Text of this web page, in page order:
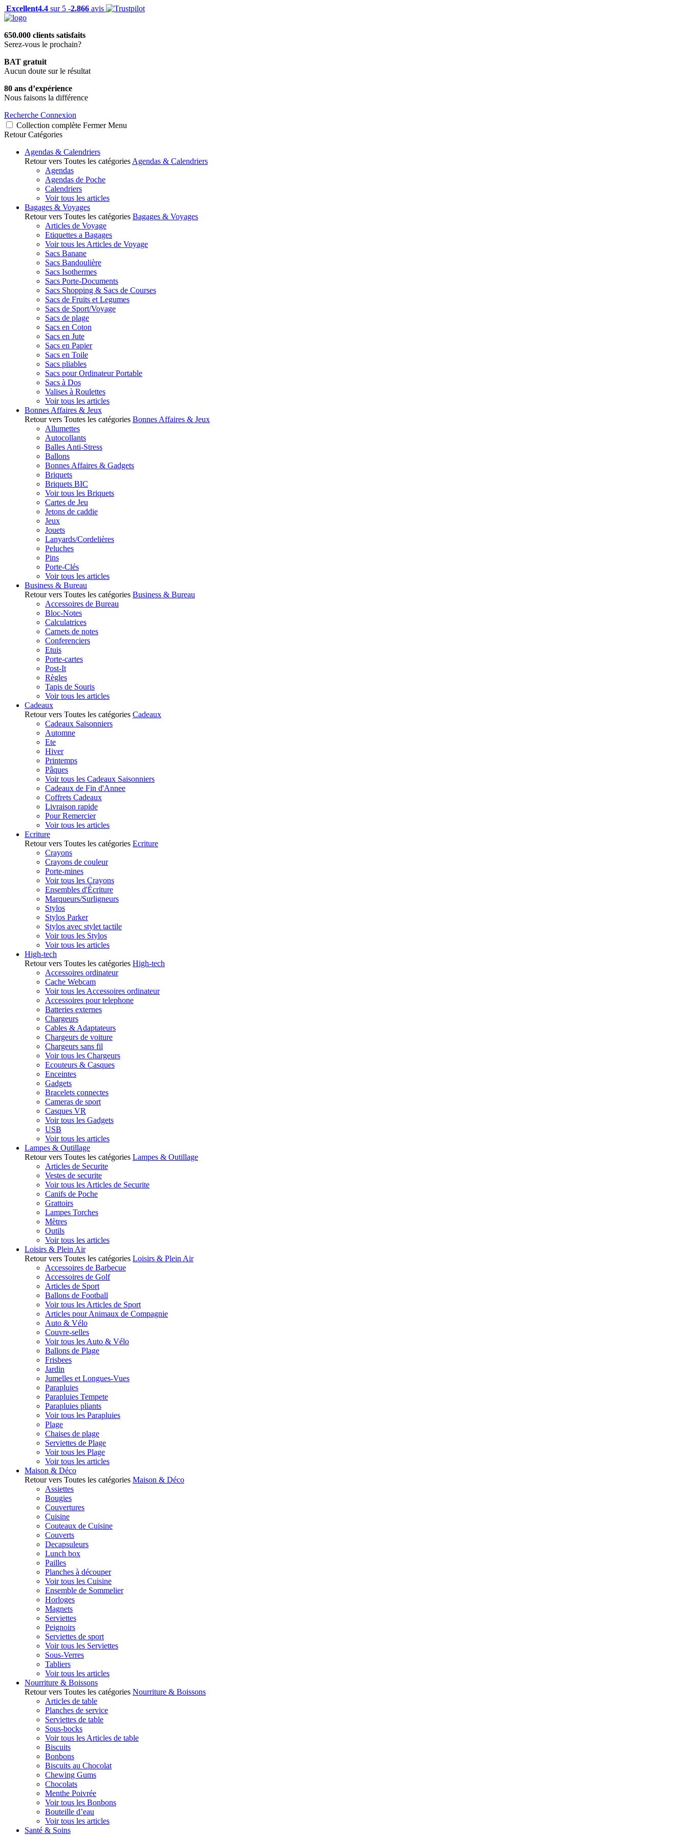
Excellent4.4 sur 5 -2.866 avis
650.000 clients satisfaits
Serez-vous le prochain?
BAT gratuit
Aucun doute sur le résultat
80 ans d’expérience
Nous faisons la différence
Recherche Connexion
Collection complète Fermer Menu
Retour Catégories
Agendas & Calendriers
Retour vers Toutes les catégories Agendas & Calendriers
Agendas
Agendas de Poche
Calendriers
Voir tous les articles
Bagages & Voyages
Retour vers Toutes les catégories Bagages & Voyages
Articles de Voyage
Etiquettes a Bagages
Voir tous les Articles de Voyage
Sacs Banane
Sacs Bandoulière
Sacs Isothermes
Sacs Porte-Documents
Sacs Shopping & Sacs de Courses
Sacs de Fruits et Legumes
Sacs de Sport/Voyage
Sacs de plage
Sacs en Coton
Sacs en Jute
Sacs en Papier
Sacs en Toile
Sacs pliables
Sacs pour Ordinateur Portable
Sacs à Dos
Valises à Roulettes
Voir tous les articles
Bonnes Affaires & Jeux
Retour vers Toutes les catégories Bonnes Affaires & Jeux
Allumettes
Autocollants
Balles Anti-Stress
Ballons
Bonnes Affaires & Gadgets
Briquets
Briquets BIC
Voir tous les Briquets
Cartes de Jeu
Jetons de caddie
Jeux
Jouets
Lanyards/Cordelières
Peluches
Pins
Porte-Clés
Voir tous les articles
Business & Bureau
Retour vers Toutes les catégories Business & Bureau
Accessoires de Bureau
Bloc-Notes
Calculatrices
Carnets de notes
Conferenciers
Etuis
Porte-cartes
Post-It
Règles
Tapis de Souris
Voir tous les articles
Cadeaux
Retour vers Toutes les catégories Cadeaux
Cadeaux Saisonniers
Automne
Ete
Hiver
Printemps
Pâques
Voir tous les Cadeaux Saisonniers
Cadeaux de Fin d'Annee
Coffrets Cadeaux
Livraison rapide
Pour Remercier
Voir tous les articles
Ecriture
Retour vers Toutes les catégories Ecriture
Crayons
Crayons de couleur
Porte-mines
Voir tous les Crayons
Ensembles d'Écriture
Marqueurs/Surligneurs
Stylos
Stylos Parker
Stylos avec stylet tactile
Voir tous les Stylos
Voir tous les articles
High-tech
Retour vers Toutes les catégories High-tech
Accessoires ordinateur
Cache Webcam
Voir tous les Accessoires ordinateur
Accessoires pour telephone
Batteries externes
Chargeurs
Cables & Adaptateurs
Chargeurs de voiture
Chargeurs sans fil
Voir tous les Chargeurs
Ecouteurs & Casques
Enceintes
Gadgets
Bracelets connectes
Cameras de sport
Casques VR
Voir tous les Gadgets
USB
Voir tous les articles
Lampes & Outillage
Retour vers Toutes les catégories Lampes & Outillage
Articles de Securite
Vestes de securite
Voir tous les Articles de Securite
Canifs de Poche
Grattoirs
Lampes Torches
Mètres
Outils
Voir tous les articles
Loisirs & Plein Air
Retour vers Toutes les catégories Loisirs & Plein Air
Accessoires de Barbecue
Accessoires de Golf
Articles de Sport
Ballons de Football
Voir tous les Articles de Sport
Articles pour Animaux de Compagnie
Auto & Vélo
Couvre-selles
Voir tous les Auto & Vélo
Ballons de Plage
Frisbees
Jardin
Jumelles et Longues-Vues
Parapluies
Parapluies Tempete
Parapluies pliants
Voir tous les Parapluies
Plage
Chaises de plage
Serviettes de Plage
Voir tous les Plage
Voir tous les articles
Maison & Déco
Retour vers Toutes les catégories Maison & Déco
Assiettes
Bougies
Couvertures
Cuisine
Couteaux de Cuisine
Couverts
Decapsuleurs
Lunch box
Pailles
Planches à découper
Voir tous les Cuisine
Ensemble de Sommelier
Horloges
Magnets
Serviettes
Peignoirs
Serviettes de sport
Voir tous les Serviettes
Sous-Verres
Tabliers
Voir tous les articles
Nourriture & Boissons
Retour vers Toutes les catégories Nourriture & Boissons
Articles de table
Planches de service
Serviettes de table
Sous-bocks
Voir tous les Articles de table
Biscuits
Bonbons
Biscuits au Chocolat
Chewing Gums
Chocolats
Menthe Poivrée
Voir tous les Bonbons
Bouteille d’eau
Voir tous les articles
Santé & Soins